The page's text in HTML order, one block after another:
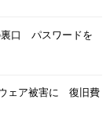
口 パスワードを
ェア被害に 復旧費